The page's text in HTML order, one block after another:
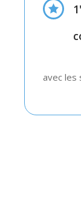
avec les